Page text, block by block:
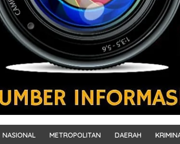
NASIONAL METROPOLITAN DAERAH